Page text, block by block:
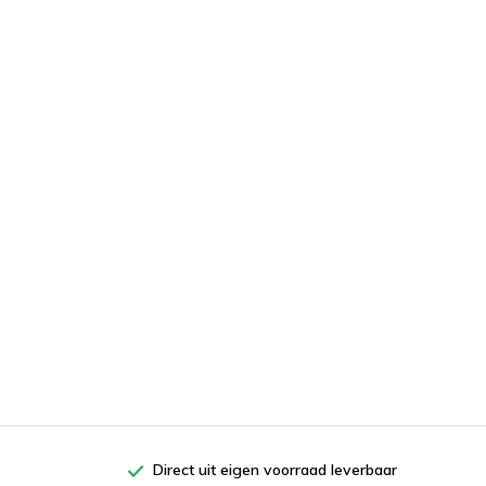
Direct uit eigen voorraad leverbaar